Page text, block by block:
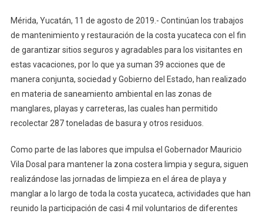
Limpias
Mérida, Yucatán, 11 de agosto de 2019.- Continúan los trabajos
de mantenimiento y restauración de la costa yucateca con el fin
de garantizar sitios seguros y agradables para los visitantes en
estas vacaciones, por lo que ya suman 39 acciones que de
manera conjunta, sociedad y Gobierno del Estado, han realizado
en materia de saneamiento ambiental en las zonas de
manglares, playas y carreteras, las cuales han permitido
recolectar 287 toneladas de basura y otros residuos.
Como parte de las labores que impulsa el Gobernador Mauricio
Vila Dosal para mantener la zona costera limpia y segura, siguen
realizándose las jornadas de limpieza en el área de playa y
manglar a lo largo de toda la costa yucateca, actividades que han
reunido la participación de casi 4 mil voluntarios de diferentes